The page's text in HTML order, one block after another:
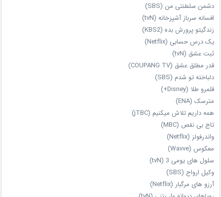
دشمن سلطنتی من (SBS)
افسانه سرباز آشپزخانه (tvN)
زندگیتو پرورش بده (KBS2)
یک درس حسابی (Netflix)
ثبت عشق (tvN)
قدر مطلق عشق (COUPANG TV)
دلباخته تو شدم (SBS)
قلمرو طلا (Disney+)
مترسک (ENA)
همه داریم تلاش میکنیم (jTBC)
تاج بی‌ نقص (MBC)
واندرفولز (Netflix)
معکوس (Wavve)
سلول های یومی 3 (tvN)
وکیل ارواح (SBS)
آرزو های مرگبار (Netflix)